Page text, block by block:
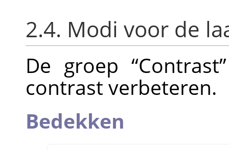
2.4. Modi voor de
De groep “Contrast”
contrast verbeteren.
Bedekken